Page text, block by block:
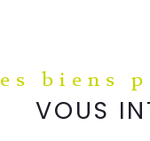
Ces biens
VOUS